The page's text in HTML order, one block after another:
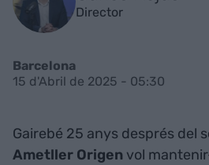
Director
Barcelona
15 d'Abril de 2025 - 05:30
Gairebé 25 anys després del
Ametller Origen vol